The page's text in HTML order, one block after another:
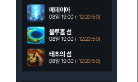
메데이아
08일 19:00 (-12:20:49)
블루홀 섬
08일 19:00 (-12:20:49)
태초의 섬
08일 19:00 (-12:20:49)